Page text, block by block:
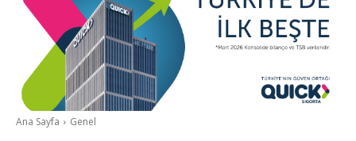
Ana Sayfa Genel